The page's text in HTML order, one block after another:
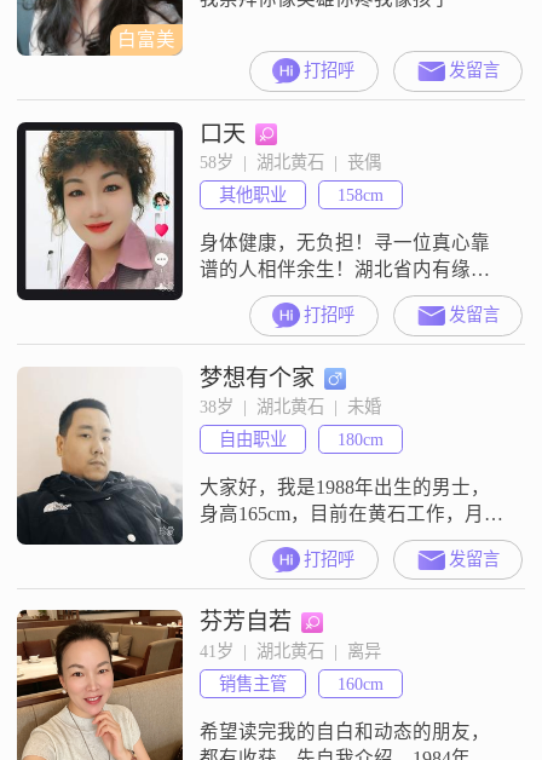
白富美
打招呼 发留言
口天
58岁  |  湖北黄石  |  丧偶
其他职业
158cm
身体健康，无负担！寻一位真心靠
谱的人相伴余生！湖北省内有缘人
可联系！非诚勿扰，骗子绕道！资
料真实
打招呼 发留言
梦想有个家
38岁  |  湖北黄石  |  未婚
自由职业
180cm
大家好，我是1988年出生的男士，
身高165cm，目前在黄石工作，月收
入在8001到12000元之间，学历是大
学本科##3002##性格方面，我自认
随和易相处，平时情绪比较稳定，
待人包容理解##3002##生活中我是
一个乐观积极的人，对待生活抱有
正向的态度##3002##在个人观念
上，我看重家庭，认为家庭是生活
的重心，
打招呼 发留言
芬芳自若
41岁  |  湖北黄石  |  离异
销售主管
160cm
希望读完我的自白和动态的朋友，